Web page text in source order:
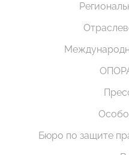
Бюро по защите